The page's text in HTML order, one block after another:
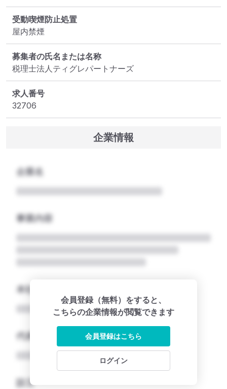
受動喫煙防止処置
屋内禁煙
募集者の氏名または名称
税理士法人ティグレパートナーズ
求人番号
32706
企業情報
企業名
事業内容
本社所在地名
代表者
設立
会員登録（無料）をすると、
こちらの企業情報が閲覧できます
会員登録はこちら
ログイン